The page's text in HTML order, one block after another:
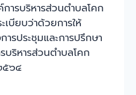
ารบริหารส่วนตำบลโคก
เบียบว่าด้วยการให้
ารประชุมและการปรึกษา
บริหารส่วนตําบลโคก
๕๖๔